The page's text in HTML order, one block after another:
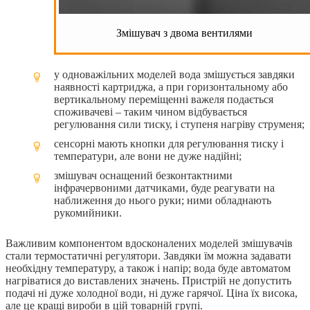
Змішувач з двома вентилями
у одноважільних моделей вода змішується завдяки
наявності картриджа, а при горизонтальному або
вертикальному переміщенні важеля подається
споживачеві – таким чином відбувається
регулювання сили тиску, і ступеня нагріву струменя;
сенсорні мають кнопки для регулювання тиску і
температури, але вони не дуже надійні;
змішувач оснащений безконтактними
інфрачервоними датчиками, буде реагувати на
наближення до нього руки; ними обладнають
рукомийники.
Важливим компонентом вдосконалених моделей змішувачів
стали термостатичні регулятори. Завдяки їм можна задавати
необхідну температуру, а також і напір; вода буде автоматом
нагріватися до виставлених значень. Пристрій не допустить
подачі ні дуже холодної води, ні дуже гарячої. Ціна їх висока,
але це кращі вироби в цій товарній групі.